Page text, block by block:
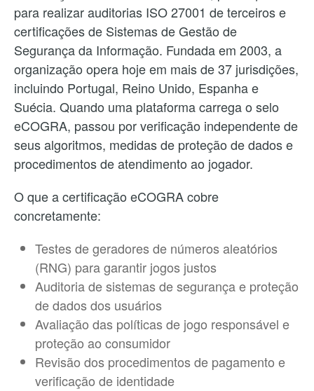
para realizar auditorias ISO 27001 de terceiros e
certificações de Sistemas de Gestão de
Segurança da Informação. Fundada em 2003, a
organização opera hoje em mais de 37 jurisdições,
incluindo Portugal, Reino Unido, Espanha e
Suécia. Quando uma plataforma carrega o selo
eCOGRA, passou por verificação independente de
seus algoritmos, medidas de proteção de dados e
procedimentos de atendimento ao jogador.
O que a certificação eCOGRA cobre
concretamente:
Testes de geradores de números aleatórios
(RNG) para garantir jogos justos
Auditoria de sistemas de segurança e proteção
de dados dos usuários
Avaliação das políticas de jogo responsável e
proteção ao consumidor
Revisão dos procedimentos de pagamento e
verificação de identidade